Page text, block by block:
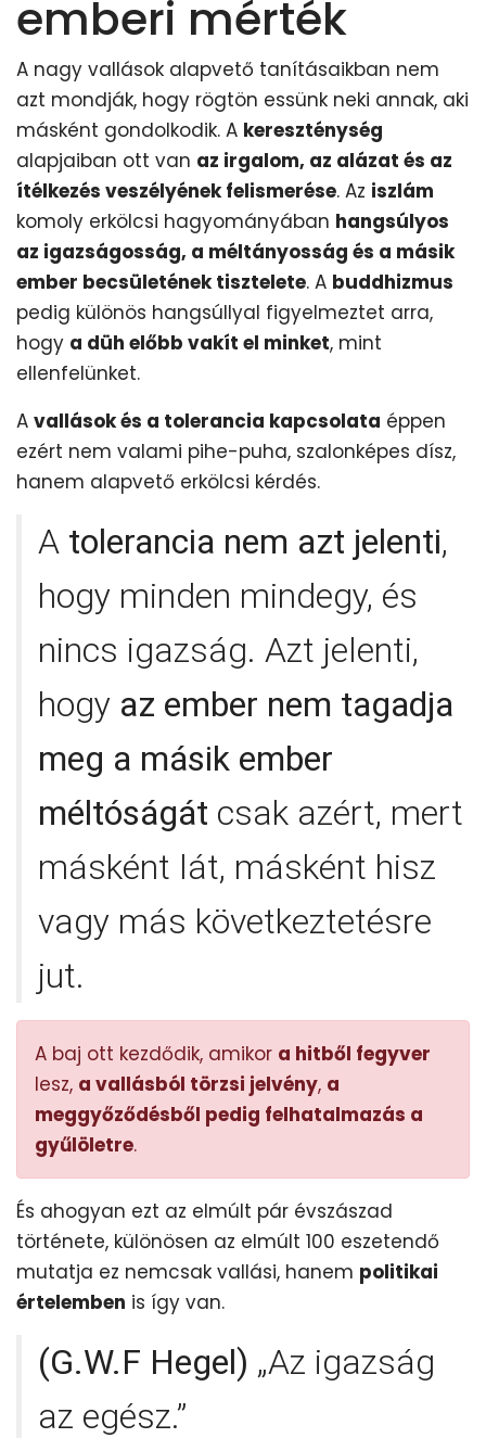
emberi mérték
A nagy vallások alapvető tanításaikban nem
azt mondják, hogy rögtön essünk neki annak, aki
másként gondolkodik. A kereszténység
alapjaiban ott van az irgalom, az alázat és az
ítélkezés veszélyének felismerése. Az iszlám
komoly erkölcsi hagyományában hangsúlyos
az igazságosság, a méltányosság és a másik
ember becsületének tisztelete. A buddhizmus
pedig különös hangsúllyal figyelmeztet arra,
hogy a düh előbb vakít el minket, mint
ellenfelünket.
A vallások és a tolerancia kapcsolata éppen
ezért nem valami pihe-puha, szalonképes dísz,
hanem alapvető erkölcsi kérdés.
A tolerancia nem azt jelenti,
hogy minden mindegy, és
nincs igazság. Azt jelenti,
hogy az ember nem tagadja
meg a másik ember
méltóságát csak azért, mert
másként lát, másként hisz
vagy más következtetésre
jut.
A baj ott kezdődik, amikor a hitből fegyver
lesz, a vallásból törzsi jelvény, a
meggyőződésből pedig felhatalmazás a
gyűlöletre.
És ahogyan ezt az elmúlt pár évszászad
története, különösen az elmúlt 100 eszetendő
mutatja ez nemcsak vallási, hanem politikai
értelemben is így van.
(G.W.F Hegel) „Az igazság
az egész.”